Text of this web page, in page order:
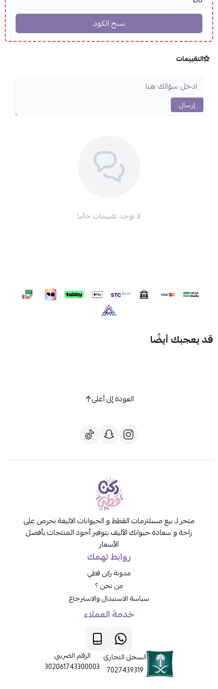
التقييمات
إرسال
لا توجد تقييمات حاليا
قد يعجبك أيضًا
العودة إلى أعلى
متجر لـ بيع مسلتزمات القطط و الحيوانات الاليفة نحرص على
راحة و سعادة حيوانك الأليف بتوفير أجود المنتجات بأفضل
الأسعار
روابط تهمك
مدونة ركن قطي
من نحن ؟
سياسة الاستبدال والاسترجاع
خدمة العملاء
السجل التجاري
7027439319
الرقم الضريبي
302061743300003